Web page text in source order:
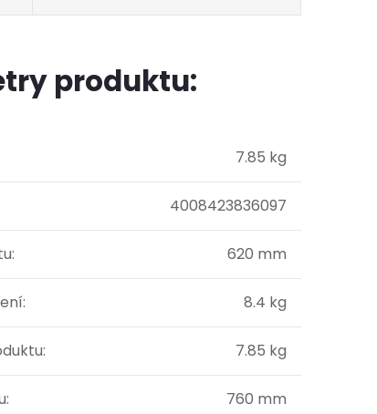
produktu:
7.85 kg
4008423836097
: 620 mm
: 8.4 kg
: 7.85 kg
: 760 mm